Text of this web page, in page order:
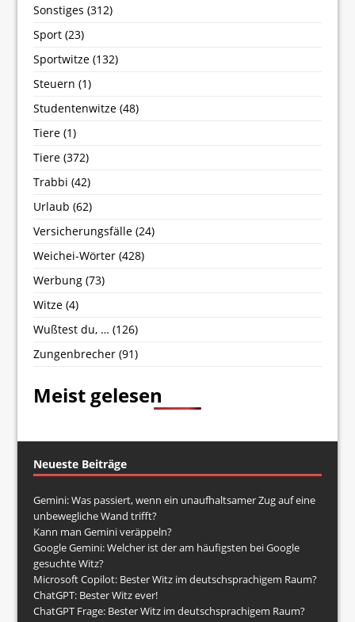
Sonstiges (312)
Sport (23)
Sportwitze (132)
Steuern (1)
Studentenwitze (48)
Tiere (1)
Tiere (372)
Trabbi (42)
Urlaub (62)
Versicherungsfälle (24)
Weichei-Wörter (428)
Werbung (73)
Witze (4)
Wußtest du, … (126)
Zungenbrecher (91)
Meist gelesen
Neueste Beiträge
Gemini: Was passiert, wenn ein unaufhaltsamer Zug auf eine
unbewegliche Wand trifft?
Kann man Gemini veräppeln?
Google Gemini: Welcher ist der am häufigsten bei Google
gesuchte Witz?
Microsoft Copilot: Bester Witz im deutschsprachigem Raum?
ChatGPT: Bester Witz ever!
ChatGPT Frage: Bester Witz im deutschsprachigem Raum?